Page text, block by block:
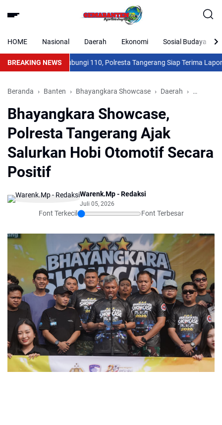
HOME Nasional Daerah Ekonomi Sosial Budaya
BREAKING NEWS
Air Bersih? Hubungi 110, Polresta Tangerang Siap Terima Laporan
Beranda Banten Bhayangkara Showcase Daerah Nasional
Bhayangkara Showcase,
Polresta Tangerang Ajak
Salurkan Hobi Otomotif Secara
Positif
Warenk.Mp - Redaksi
Juli 05, 2026
Font Terkecil Font Terbesar